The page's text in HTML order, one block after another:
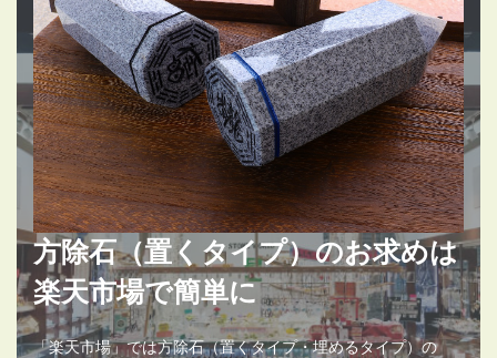
方除石（置くタイプ）のお求めは
楽天市場で簡単に
「楽天市場」では方除石（置くタイプ・埋めるタイプ）の